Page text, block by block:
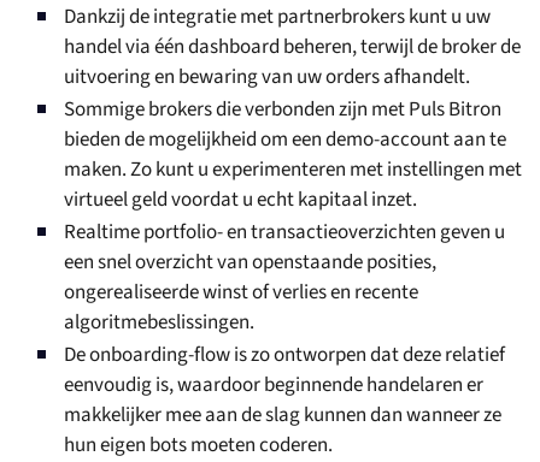
Dankzij de integratie met partnerbrokers kunt u uw
handel via één dashboard beheren, terwijl de broker de
uitvoering en bewaring van uw orders afhandelt.
Sommige brokers die verbonden zijn met Puls Bitron
bieden de mogelijkheid om een demo-account aan te
maken. Zo kunt u experimenteren met instellingen met
virtueel geld voordat u echt kapitaal inzet.
Realtime portfolio- en transactieoverzichten geven u
een snel overzicht van openstaande posities,
ongerealiseerde winst of verlies en recente
algoritmebeslissingen.
De onboarding-flow is zo ontworpen dat deze relatief
eenvoudig is, waardoor beginnende handelaren er
makkelijker mee aan de slag kunnen dan wanneer ze
hun eigen bots moeten coderen.